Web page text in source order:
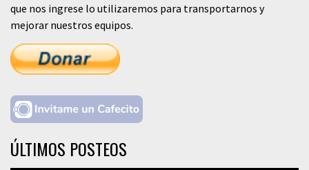
que nos ingrese lo utilizaremos para transportarnos y
mejorar nuestros equipos.
ÚLTIMOS POSTEOS